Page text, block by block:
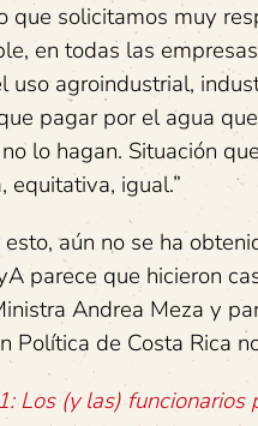
que solicitamos muy
en todas las
uso agroindustrial,
pagar por el agua
lo hagan. Situación
equitativa, igual.”
aún no se ha
parece que hicieron
Andrea Meza y
Política de Costa Rica
Los (y las)